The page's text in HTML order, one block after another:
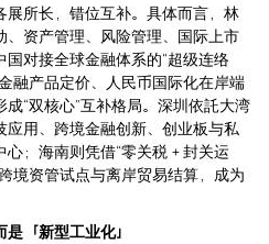
所长，错位互补。具体而言，林
资产管理、风险管理、国际上市
对接全球金融体系的“超级连络
融产品定价、人民币国际化在岸端
“双核心”互补格局。深圳依託大湾
用、跨境金融创新、创业板与私
；海南则凭借“零关税＋封关运
境资管试点与离岸贸易结算，成为
「新型工业化」